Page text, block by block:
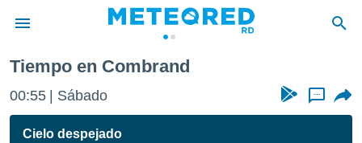
de
ha sido
Tiempo en Combrand
00:55 Sábado ...
Cielo despejado